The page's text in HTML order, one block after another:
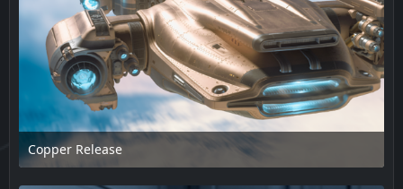
Copper Release
17. Februar 2025 um 13:48